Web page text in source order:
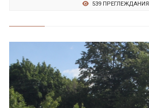
539 ПРЕГЛЕЖДАНИЯ